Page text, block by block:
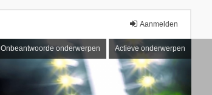
Aanmelden
Onbeantwoorde onderwerpen Actieve onderwerpen